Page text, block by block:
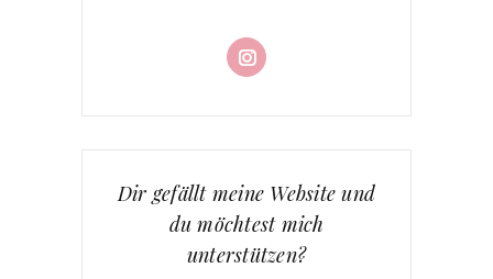
Dir gefällt meine Website und
du möchtest mich
unterstützen?